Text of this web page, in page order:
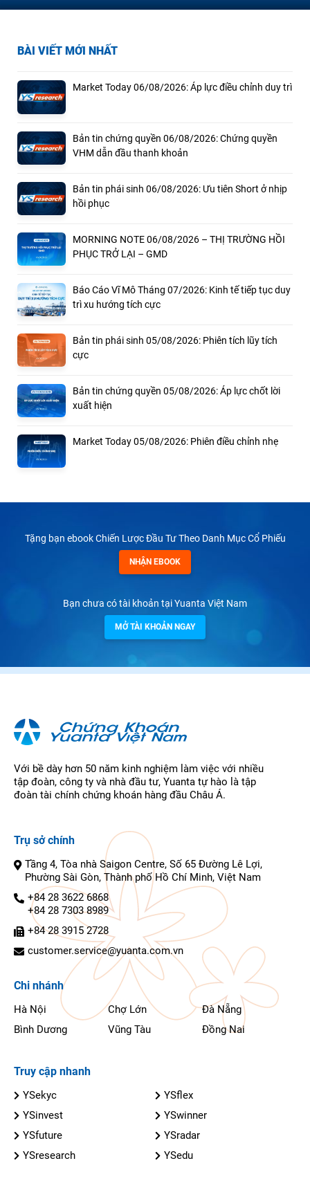
BÀI VIẾT MỚI NHẤT
Market Today 06/08/2026: Áp lực điều chỉnh duy trì
Bản tin chứng quyền 06/08/2026: Chứng quyền
VHM dẫn đầu thanh khoản
Bản tin phái sinh 06/08/2026: Ưu tiên Short ở nhịp
hồi phục
MORNING NOTE 06/08/2026 – THỊ TRƯỜNG HỒI
PHỤC TRỞ LẠI – GMD
Báo Cáo Vĩ Mô Tháng 07/2026: Kinh tế tiếp tục duy
trì xu hướng tích cực
Bản tin phái sinh 05/08/2026: Phiên tích lũy tích
cực
Bản tin chứng quyền 05/08/2026: Áp lực chốt lời
xuất hiện
Market Today 05/08/2026: Phiên điều chỉnh nhẹ
Tặng bạn ebook Chiến Lược Đầu Tư Theo Danh Mục Cổ Phiếu
NHẬN EBOOK
Bạn chưa có tài khoản tại Yuanta Việt Nam
MỞ TÀI KHOẢN NGAY
Với bề dày hơn 50 năm kinh nghiệm làm việc với nhiều
tập đoàn, công ty và nhà đầu tư, Yuanta tự hào là tập
đoàn tài chính chứng khoán hàng đầu Châu Á.
Trụ sở chính
Tầng 4, Tòa nhà Saigon Centre, Số 65 Đường Lê Lợi,
Phường Sài Gòn, Thành phố Hồ Chí Minh, Việt Nam
+84 28 3622 6868
+84 28 7303 8989
+84 28 3915 2728
customer.service@yuanta.com.vn
Chi nhánh
Hà Nội Chợ Lớn
Đà Nẵng
Bình Dương
Vũng Tàu Đồng Nai
Truy cập nhanh
YSekyc
YSflex
YSinvest
YSwinner
YSfuture
YSradar
YSresearch
YSedu